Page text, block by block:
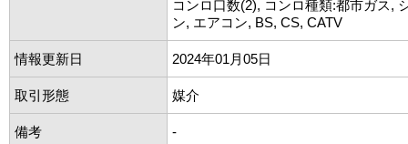
コンロ口数(2), コンロ種類:都市ガス,
ン, エアコン, BS, CS, CATV
情報更新日 2024年01月05日
取引形態 媒介
備考 -